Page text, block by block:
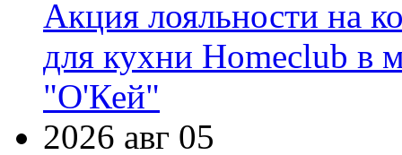
Акция лояльности на
для кухни Homeclub в
"О'Кей"
2026 авг 05